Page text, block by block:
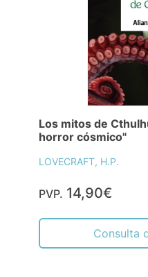
Los mitos de
horror cósmico"
LOVECRAFT, H.P.
PVP. 14,90€
Consulta